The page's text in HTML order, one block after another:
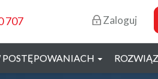
707 Zaloguj
POSTĘPOWANIACH